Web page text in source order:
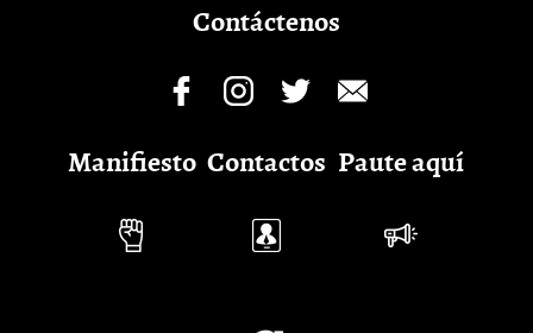
Contáctenos
Manifiesto Contactos Paute aquí